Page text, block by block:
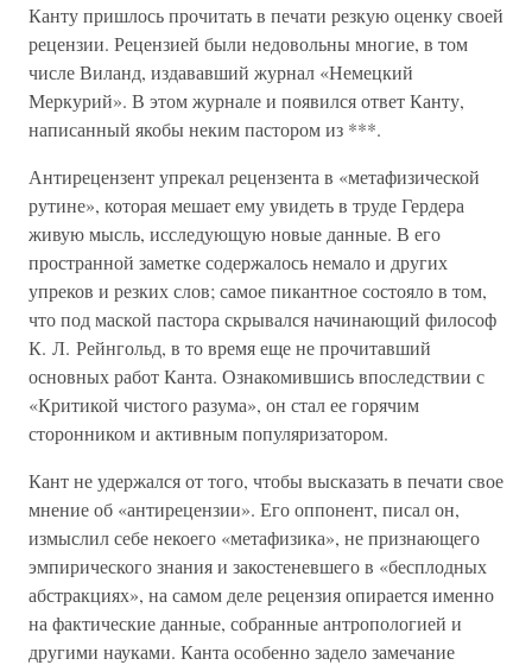
Канту пришлось прочитать в печати резкую оценку своей
рецензии. Рецензией были недовольны многие, в том
числе Виланд, издававший журнал «Немецкий
Меркурий». В этом журнале и появился ответ Канту,
написанный якобы неким пастором из ***.
Антирецензент упрекал рецензента в «метафизической
рутине», которая мешает ему увидеть в труде Гердера
живую мысль, исследующую новые данные. В его
пространной заметке содержалось немало и других
упреков и резких слов; самое пикантное состояло в том,
что под маской пастора скрывался начинающий философ
К. Л. Рейнгольд, в то время еще не прочитавший
основных работ Канта. Ознакомившись впоследствии с
«Критикой чистого разума», он стал ее горячим
сторонником и активным популяризатором.
Кант не удержался от того, чтобы высказать в печати свое
мнение об «антирецензии». Его оппонент, писал он,
измыслил себе некоего «метафизика», не признающего
эмпирического знания и закостеневшего в «бесплодных
абстракциях», на самом деле рецензия опирается именно
на фактические данные, собранные антропологией и
другими науками. Канта особенно задело замечание